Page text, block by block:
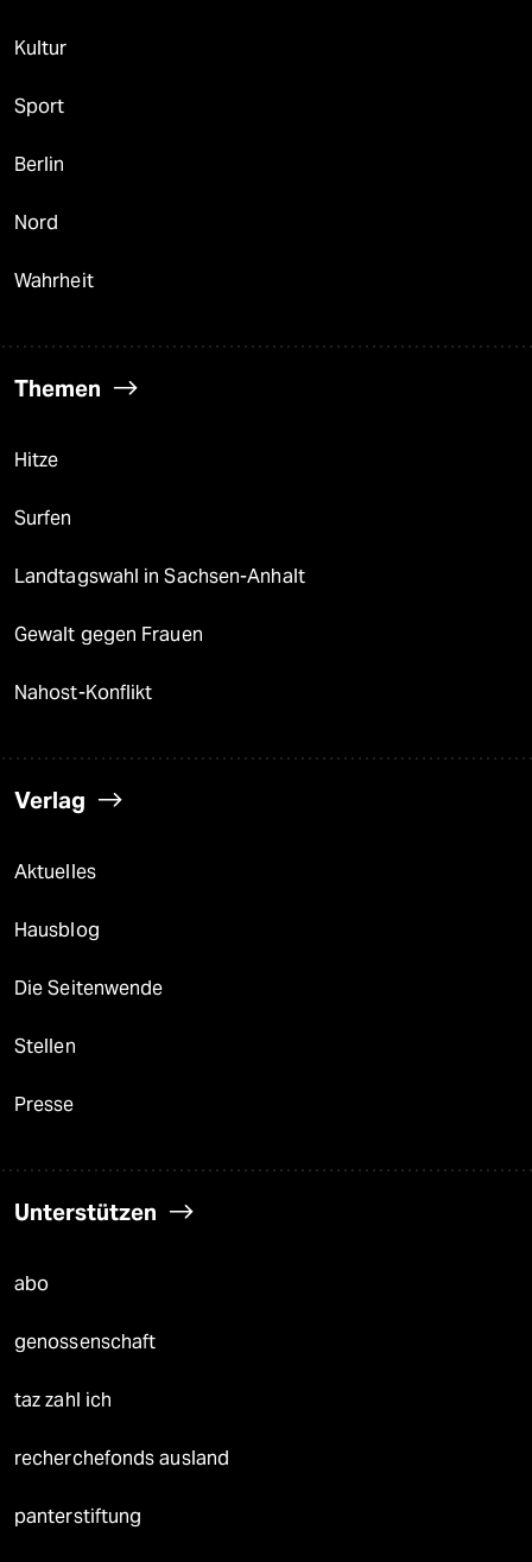
Kultur
Sport
Berlin
Nord
Wahrheit
Themen
Hitze
Surfen
Landtagswahl in Sachsen-Anhalt
Gewalt gegen Frauen
Nahost-Konflikt
Verlag
Aktuelles
Hausblog
Die Seitenwende
Stellen
Presse
Unterstützen
abo
genossenschaft
taz zahl ich
recherchefonds ausland
panterstiftung